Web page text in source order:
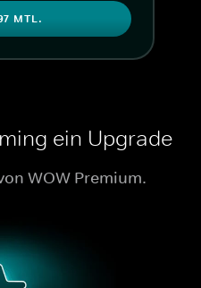
MTL.
ein Upgrade
WOW Premium.